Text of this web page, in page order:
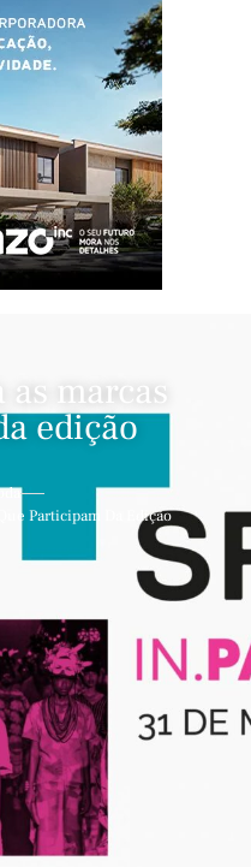
marcas
edição
Participam Da Edição